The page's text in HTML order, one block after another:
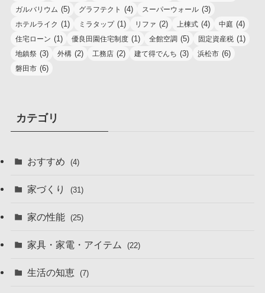
ガルバリウム (5) グラフテクト (4) スーパーウォール (3)
ホテルライク (1) ミラタップ(1) リファ (2) 上棟式 (4) 中庭 (4)
住宅ローン (1) 優良田園住宅制度 (1) 全館空調 (5) 固定資産税 (1)
地鎮祭 (3) 外構 (2) 工務店 (2) 建て得でんち (3) 浜松市 (6)
磐田市 (6)
カテゴリ
おすすめ (4)
家づくり (31)
家の性能 (25)
家具・家電・アイテム (22)
生活の知恵 (7)